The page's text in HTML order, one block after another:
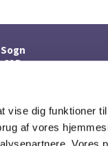
vise dig funktioner
af vores